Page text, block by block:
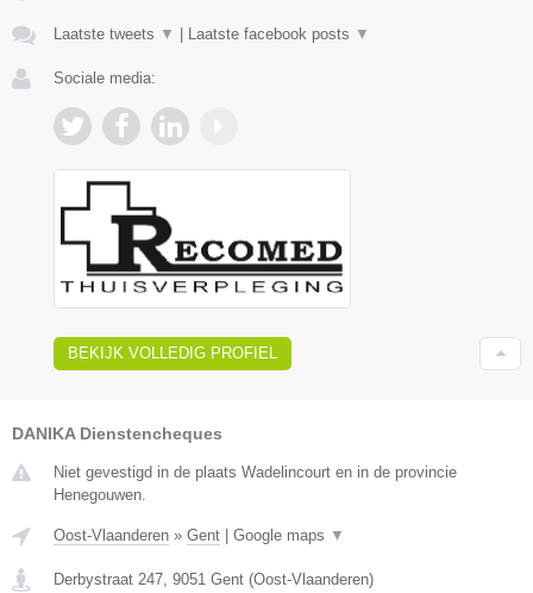
Laatste tweets ▼ | Laatste facebook posts ▼
Sociale media:
BEKIJK VOLLEDIG PROFIEL
DANIKA Dienstencheques
Niet gevestigd in de plaats Wadelincourt en in de provincie
Henegouwen.
Oost-Vlaanderen » Gent | Google maps ▼
Derbystraat 247 9051 Gent (Oost-Vlaanderen)